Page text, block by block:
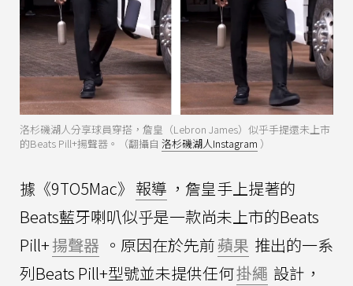
洛杉磯湖人分享球員穿搭，詹皇（Lebron James）似乎手提還未上市
的Beats Pill+揚聲器。（翻攝自 洛杉磯湖人Instagram ）
據《9TO5Mac》 報導 ，詹皇手上提著的
Beats藍牙喇叭似乎是一款尚未上市的Beats
Pill+揚聲器 。原因在於先前蘋果 推出的一系
列Beats Pill+型號並未提供任何掛繩 設計，